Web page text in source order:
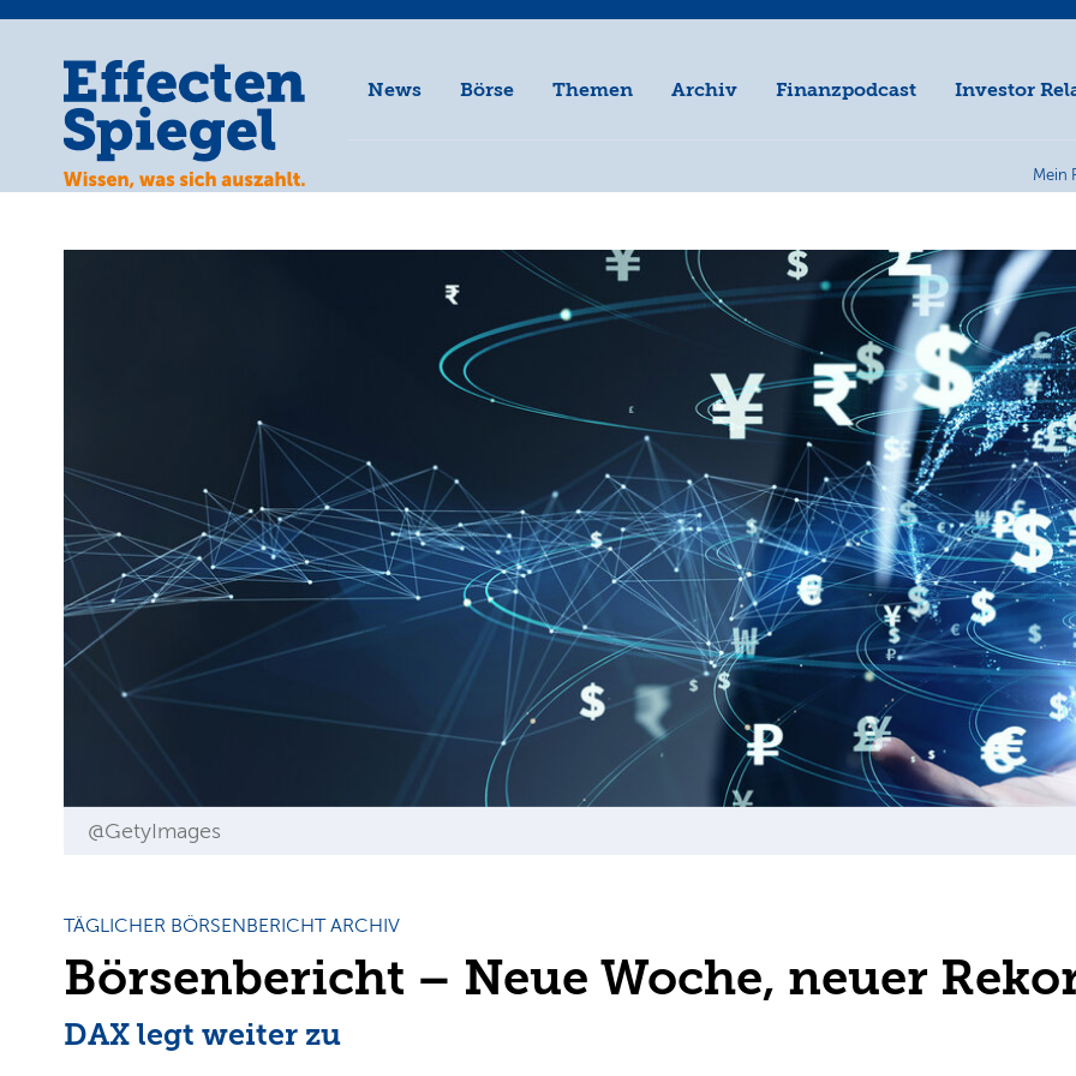
News Börse Themen Archiv Finanzpodcast Investor
Mein
@GetyImages
TÄGLICHER BÖRSENBERICHT ARCHIV
Börsenbericht – Neue Woche, neuer
DAX legt weiter zu